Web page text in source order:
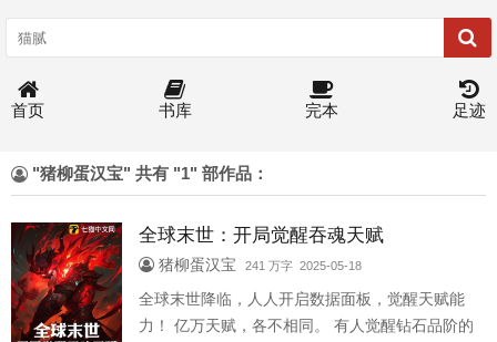
首页 书库 完本 足迹
"猪柳蛋汉宝" 共有 "1" 部作品：
全球末世：开局觉醒吞魂天赋
猪柳蛋汉宝 241 万字 2025-05-18
全球末世降临，人人开启数据面板，觉醒天赋能
力！ 亿万天赋，各不相同。 有人觉醒钻石品阶的